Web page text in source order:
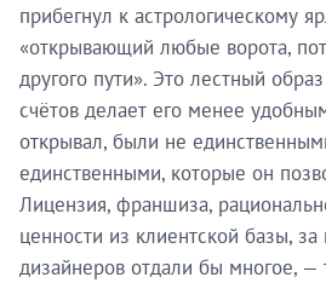
прибегнул к астрологическому
«открывающий любые ворота,
другого пути». Это лестный
счётов делает его менее
открывал, были не
единственными, которые он
Лицензия, франшиза,
ценности из клиентской базы,
дизайнеров отдали бы многое, —